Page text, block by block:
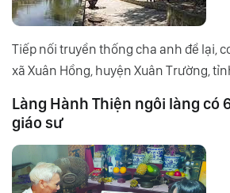
Tiếp nối truyền thống cha anh để lại,
xã Xuân Hồng, huyện Xuân Trường,
Làng Hành Thiện ngôi làng có
giáo sư